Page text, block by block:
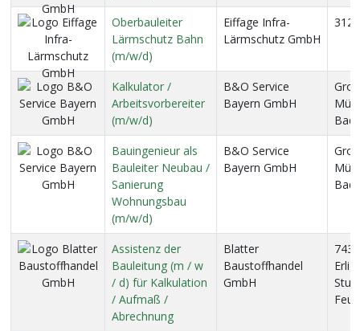
Oberbauleiter
Lärmschutz Bahn
(m/w/d)
Eiffage Infra-
Lärmschutz GmbH
Kalkulator /
Arbeitsvorbereiter
(m/w/d)
B&O Service
Bayern GmbH
Bad
Bauingenieur als
Bauleiter Neubau /
Sanierung
Wohnungsbau
(m/w/d)
B&O Service
Bayern GmbH
Bad
Assistenz der
Bauleitung (m / w
/ d) für Kalkulation
/ Aufmaß /
Abrechnung
Blatter
Baustoffhandel
GmbH